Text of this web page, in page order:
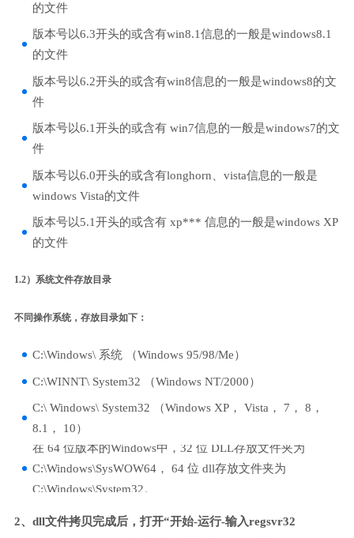
的文件
版本号以6.3开头的或含有win8.1信息的一般是windows8.1
的文件
版本号以6.2开头的或含有win8信息的一般是windows8的文
件
版本号以6.1开头的或含有 win7信息的一般是windows7的文
件
版本号以6.0开头的或含有longhorn、vista信息的一般是
windows Vista的文件
版本号以5.1开头的或含有 xp*** 信息的一般是windows XP
的文件
1.2）系统文件存放目录
不同操作系统，存放目录如下：
C:\Windows\ 系统 （Windows 95/98/Me）
C:\WINNT\ System32 （Windows NT/2000）
C:\ Windows\ System32 （Windows XP， Vista， 7， 8，
8.1， 10）
在 64 位版本的Windows中，32 位 DLL存放文件夹为
C:\Windows\SysWOW64， 64 位 dll存放文件夹为
C:\Windows\System32。
2、dll文件拷贝完成后，打开“开始-运行-输入regsvr32